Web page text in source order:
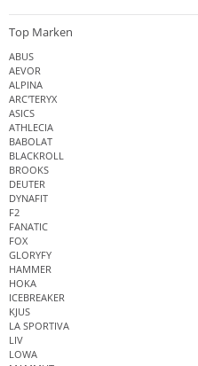
Top Marken
ABUS
AEVOR
ALPINA
ARC'TERYX
ASICS
ATHLECIA
BABOLAT
BLACKROLL
BROOKS
DEUTER
DYNAFIT
F2
FANATIC
FOX
GLORYFY
HAMMER
HOKA
ICEBREAKER
KJUS
LA SPORTIVA
LIV
LOWA